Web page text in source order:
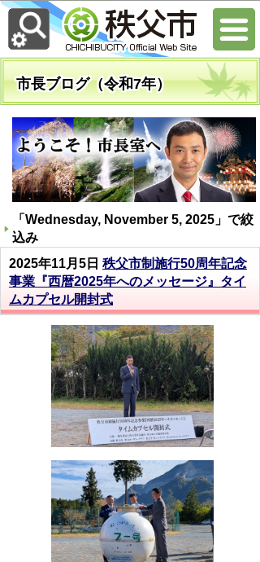
市長ブログ（令和7年）
「 Wednesday, November 5, 2025 」で絞
込み
2025年11月5日 秩父市制施行50周年記念
事業『西暦2025年へのメッセージ』タイ
ムカプセル開封式